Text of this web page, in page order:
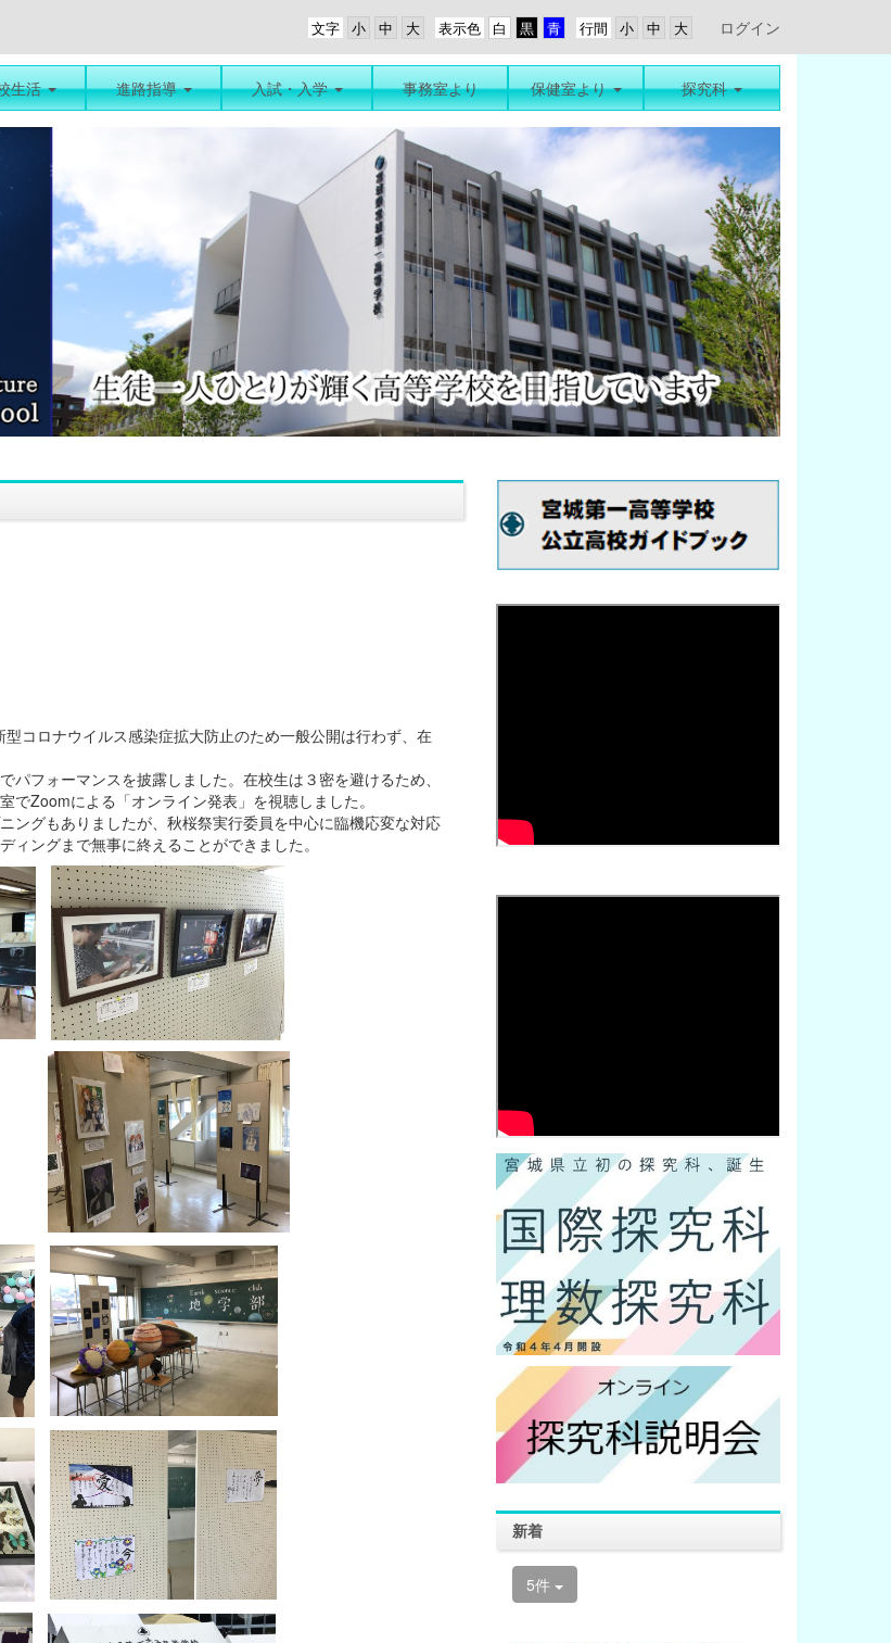
行間
表示色
文字 ログイン
生活 進路指導 入試・入学 事務室より 保健室より 探究科
コロナウイルス感染症拡大防止のため一般公開は行わず、在
フォーマンスを披露しました。在校生は３密を避けるため、
Zoomによる「オンライン発表」を視聴しました。
グもありましたが、秋桜祭実行委員を中心に臨機応変な対応
ングまで無事に終えることができました。
新着
5件